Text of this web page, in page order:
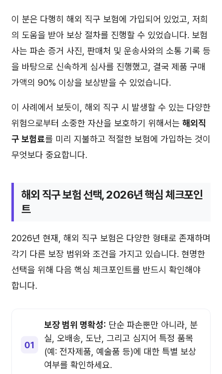
이 분은 다행히 해외 직구 보험에 가입되어 있었고, 저희
의 도움을 받아 보상 절차를 진행할 수 있었습니다. 보험
사는 파손 증거 사진, 판매처 및 운송사와의 소통 기록 등
을 바탕으로 신속하게 심사를 진행했고, 결국 제품 구매
가액의 90% 이상을 보상받을 수 있었습니다.
이 사례에서 보듯이, 해외 직구 시 발생할 수 있는 다양한
위험으로부터 소중한 자산을 보호하기 위해서는 해외직
구 보험료를 미리 지불하고 적절한 보험에 가입하는 것이
무엇보다 중요합니다.
해외 직구 보험 선택, 2026년 핵심 체크포인
트
2026년 현재, 해외 직구 보험은 다양한 형태로 존재하며
각기 다른 보장 범위와 조건을 가지고 있습니다. 현명한
선택을 위해 다음 핵심 체크포인트를 반드시 확인해야
합니다.
보장 범위 명확성: 단순 파손뿐만 아니라, 분
실, 오배송, 도난, 그리고 심지어 특정 품목
(예: 전자제품, 예술품 등)에 대한 특별 보상
여부를 확인하세요.